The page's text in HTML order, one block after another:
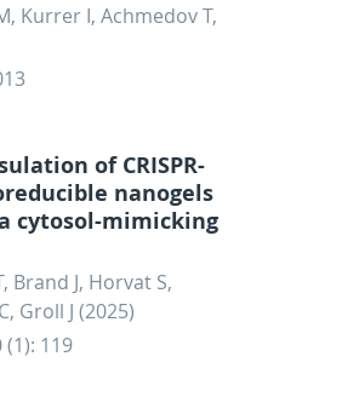
Kurrer I, Achmedov T,
of CRISPR-
nanogels
cytosol-mimicking
Brand J, Horvat S,
Groll J (2025)
(1): 119